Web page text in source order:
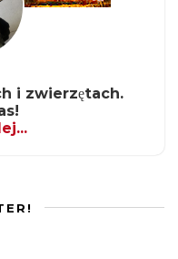
i zwierzętach.